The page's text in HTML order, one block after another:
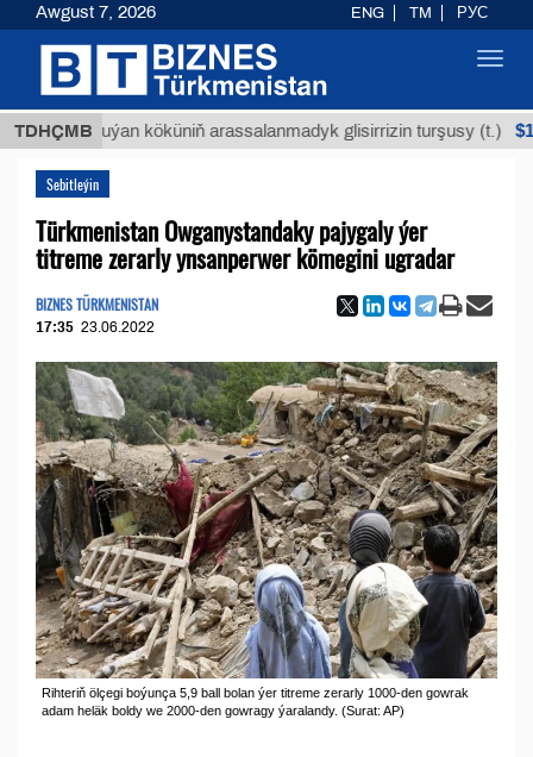
TDHÇMB
Buýan köküniň arassalanmadyk glisirrizin turşusy (t.)
Sebitleýin
Türkmenistan Owganystandaky pajygaly ýer
titreme zerarly ynsanperwer kömegini ugradar
BIZNES TÜRKMENISTAN
17:35 23.06.2022
Rihteriň ölçegi boýunça 5,9 ball bolan ýer titreme zerarly 1000-den gowrak
adam heläk boldy we 2000-den gowragy ýaralandy. (Surat: AP)
Awgust 7, 2026 ENG TM РУС